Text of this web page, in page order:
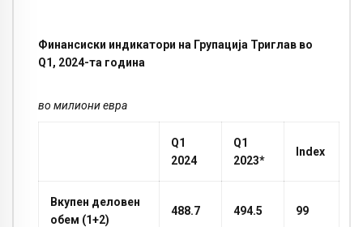
Финансиски индикатори на Групација Триглав во
Q1, 2024-та година
во милиони евра
Q1
2024
Q1
2023*
Index
Вкупен деловен
обем (1+2)
488.7 494.5 99